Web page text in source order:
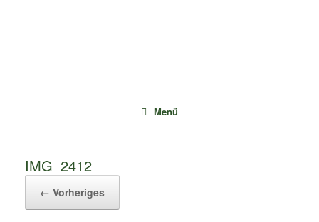
Menü
IMG_2412
← Vorheriges